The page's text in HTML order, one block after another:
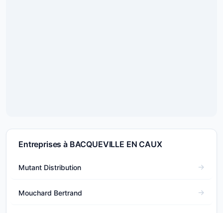
Entreprises à BACQUEVILLE EN CAUX
Mutant Distribution
Mouchard Bertrand